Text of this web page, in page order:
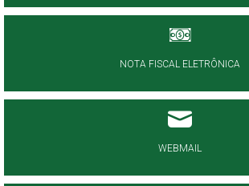
NOTA FISCAL ELETRÔNICA
WEBMAIL